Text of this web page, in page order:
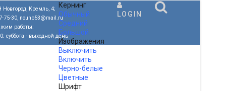
Новгород, Кремль, 4;
75-30, nounb53@mail.ru
работы:
суббота - выходной день
Кернинг
Обычный
Средний
Большой
Изображения
Выключить
Включить
Черно-белые
Цветные
Шрифт
LOGIN